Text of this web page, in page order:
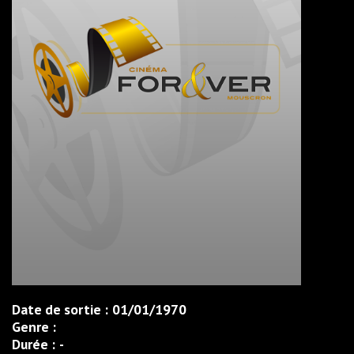
Date de sortie : 01/01/1970
Genre :
Durée : -